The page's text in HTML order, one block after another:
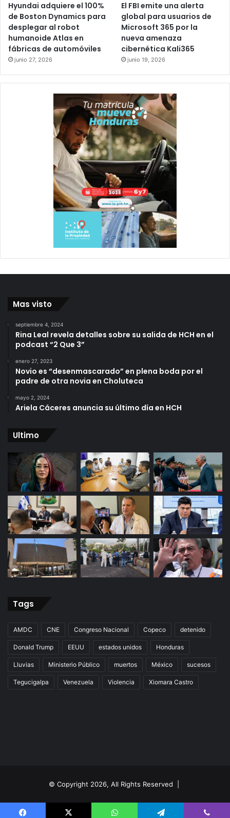
Hyundai adquiere el 100%
de Boston Dynamics para
desplegar al robot
humanoide Atlas en
fábricas de automóviles
junio 27, 2026
El FBI emite una alerta
global para usuarios de
Microsoft 365 por la
nueva amenaza
cibernética Kali365
junio 19, 2026
Mas visto
septiembre 4, 2024
Rina Leal revela detalles sobre su salida de HCH en el
podcast “2 Que 3”
enero 27, 2023
Novio es “desenmascarado” en plena boda por el
padre de otra novia en Choluteca
mayo 2, 2024
Ariela Cáceres anuncia su último día en HCH
Ultimo
Tags
AMDC CNE Congreso Nacional Copeco detenido
Donald Trump EEUU estados unidos Honduras
Lluvias Ministerio Público muertos México sucesos
Tegucigalpa Venezuela Violencia Xiomara Castro
© Copyright 2026, All Rights Reserved |